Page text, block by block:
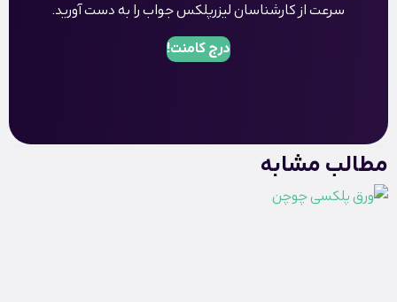
سرعت از کارشناسان لیزرپلکس جواب را به دست آورید.
درج کامنت!
مطالب مشابه